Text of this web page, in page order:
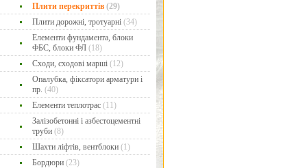
Плити перекриттів (29)
Плити дорожні, тротуарні (34)
Елементи фундамента, блоки
ФБС, блоки ФЛ (18)
Сходи, сходові марші (12)
Опалубка, фіксатори арматури і
пр. (40)
Елементи теплотрас (11)
Залізобетонні і азбестоцементні
труби (8)
Шахти ліфтів, вентблоки (1)
Бордюри (23)